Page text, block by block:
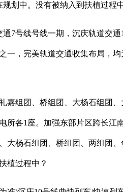
划中。没有被纳入到扶植过程
号线号线一期，沉庆轨道交通
一，完美轨道交通收集布局，
组团、桥组团、大杨石组团、
所各1座。加强东部片区跨长江
大杨石组团、桥组团、两组团
植过程中？